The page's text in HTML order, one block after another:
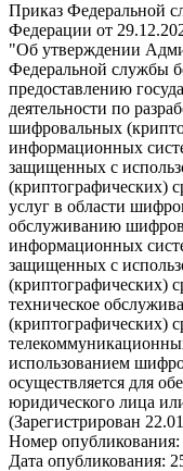
Приказ Федеральной
Федерации от
"Об утверждении
Федеральной службы
предоставлению
деятельности по
шифровальных
информационных
защищенных с
(криптографических)
услуг в области
обслуживанию
информационных
защищенных с
(криптографических)
техническое
(криптографических)
использованием
осуществляется для
юридического лица
(Зарегистрирован
Номер опубликования:
Дата опубликования: